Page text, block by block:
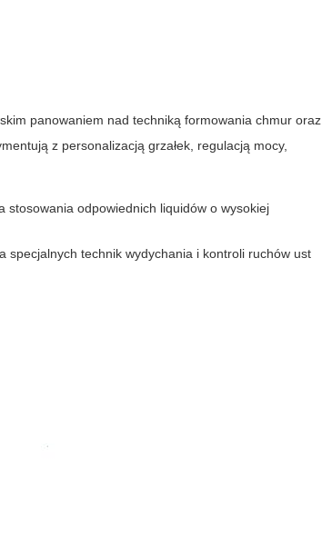
panowaniem nad techniką formowania chmur oraz
z personalizacją grzałek, regulacją mocy,
odpowiednich liquidów o wysokiej
specjalnych technik wydychania i kontroli ruchów ust